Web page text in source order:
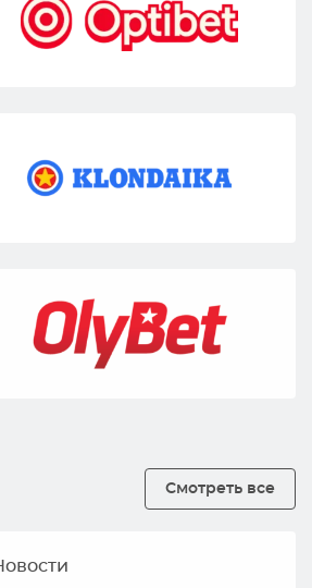
Смотреть все